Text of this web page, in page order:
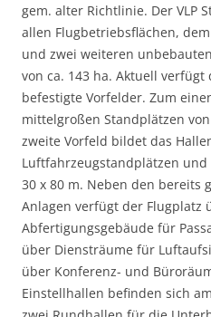
gem. alter Richtlinie. Der VLP
allen Flugbetriebsflächen,
und zwei weiteren
von ca. 143 ha. Aktuell verfügt
befestigte Vorfelder. Zum
mittelgroßen Standplätzen
zweite Vorfeld bildet das
Luftfahrzeugstandplätzen
30 x 80 m. Neben den bereits
Anlagen verfügt der Flugplatz
Abfertigungsgebäude für
über Diensträume für
über Konferenz- und
Einstellhallen befinden sich